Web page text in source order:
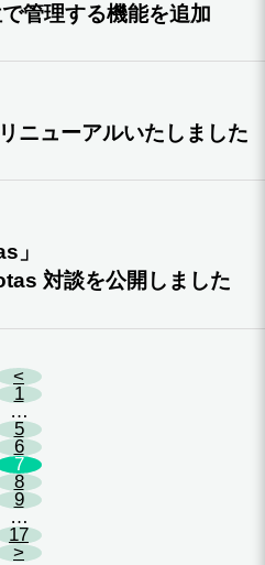
管理する機能を追加
ニューアルいたしました
」
対談を公開しました
<
1
…
5
6
7
8
9
…
17
>